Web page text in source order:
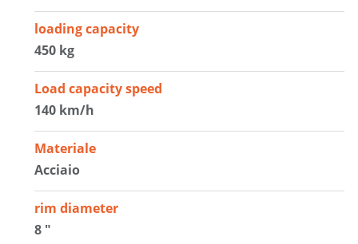
loading capacity
450 kg
Load capacity speed
140 km/h
Materiale
Acciaio
rim diameter
8 "